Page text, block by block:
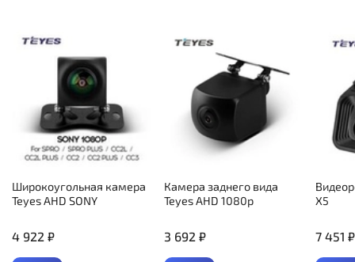
Широкоугольная камера
Teyes AHD SONY
4 922 ₽
Камера заднего вида
Teyes AHD 1080p
3 692 ₽
X5
7 451 ₽